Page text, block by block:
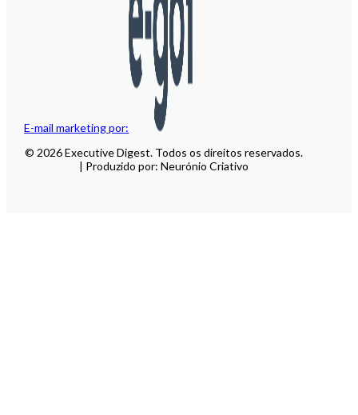
E-mail marketing por:
© 2026 Executive Digest. Todos os direitos reservados.
| Produzido por: Neurónio Criativo